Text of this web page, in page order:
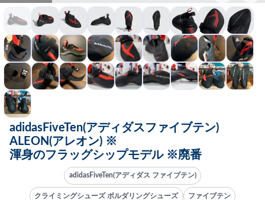
adidasFiveTen(アディダスファイブテン)
ALEON(アレオン) ※
渾身のフラッグシップモデル ※廃番
adidasFiveTen(アディダス ファイブテン)
クライミングシューズ ボルダリングシューズ ファイブテン